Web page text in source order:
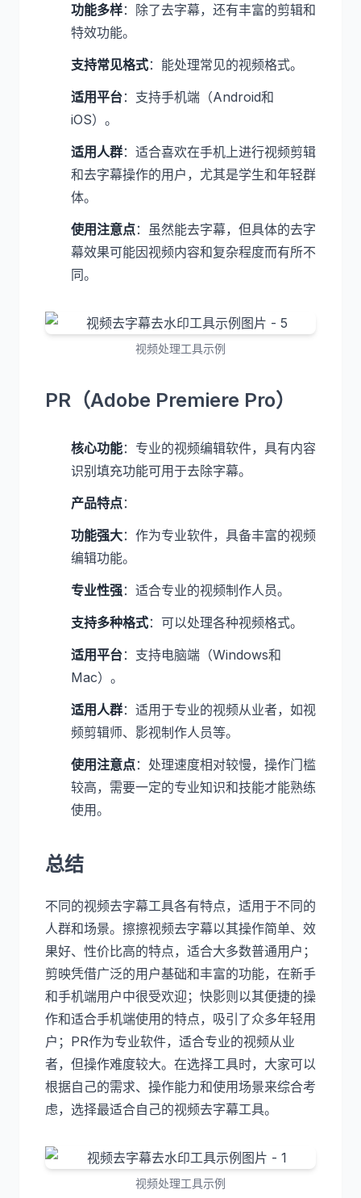
功能多样：除了去字幕，还有丰富的剪辑和
特效功能。
支持常见格式：能处理常见的视频格式。
适用平台：支持手机端（Android和
iOS）。
适用人群：适合喜欢在手机上进行视频剪辑
和去字幕操作的用户，尤其是学生和年轻群
体。
使用注意点：虽然能去字幕，但具体的去字
幕效果可能因视频内容和复杂程度而有所不
同。
视频处理工具示例
PR（Adobe Premiere Pro）
核心功能：专业的视频编辑软件，具有内容
识别填充功能可用于去除字幕。
产品特点：
功能强大：作为专业软件，具备丰富的视频
编辑功能。
专业性强：适合专业的视频制作人员。
支持多种格式：可以处理各种视频格式。
适用平台：支持电脑端（Windows和
Mac）。
适用人群：适用于专业的视频从业者，如视
频剪辑师、影视制作人员等。
使用注意点：处理速度相对较慢，操作门槛
较高，需要一定的专业知识和技能才能熟练
使用。
总结
不同的视频去字幕工具各有特点，适用于不同的
人群和场景。擦擦视频去字幕以其操作简单、效
果好、性价比高的特点，适合大多数普通用户；
剪映凭借广泛的用户基础和丰富的功能，在新手
和手机端用户中很受欢迎；快影则以其便捷的操
作和适合手机端使用的特点，吸引了众多年轻用
户；PR作为专业软件，适合专业的视频从业
者，但操作难度较大。在选择工具时，大家可以
根据自己的需求、操作能力和使用场景来综合考
虑，选择最适合自己的视频去字幕工具。
视频处理工具示例